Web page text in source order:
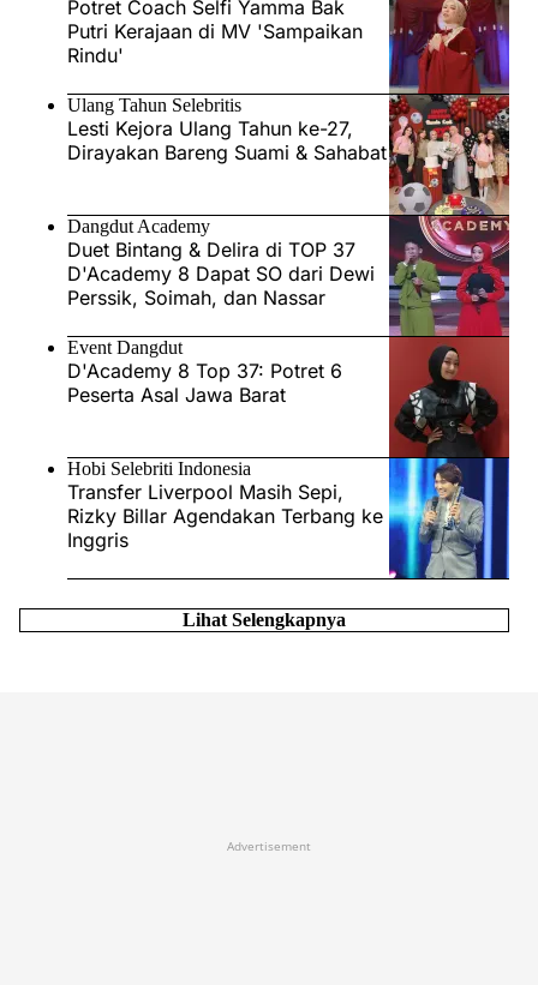
Potret Coach Selfi Yamma Bak
Putri Kerajaan di MV 'Sampaikan
Rindu'
Ulang Tahun Selebritis
Lesti Kejora Ulang Tahun ke-27,
Dirayakan Bareng Suami & Sahabat
Dangdut Academy
Duet Bintang & Delira di TOP 37
D'Academy 8 Dapat SO dari Dewi
Perssik, Soimah, dan Nassar
Event Dangdut
D'Academy 8 Top 37: Potret 6
Peserta Asal Jawa Barat
Hobi Selebriti Indonesia
Transfer Liverpool Masih Sepi,
Rizky Billar Agendakan Terbang ke
Inggris
Lihat Selengkapnya
Advertisement